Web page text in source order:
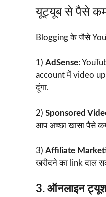
यूट्यूब से पैसे
Blogging के जैसे
1) AdSense:
account में video
दूंगा.
2) Sponsored
आप अच्छा खासा पैसे
3) Affiliate
खरीदने का link दाल
3. ऑनलाइन